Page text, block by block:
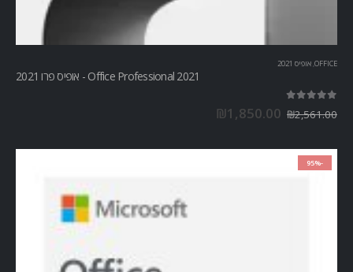
OFFICE
, אופיס 2021
Office Professional 2021 - אופיס פרו 2021
₪2,561.00
₪1,850.00
-95%